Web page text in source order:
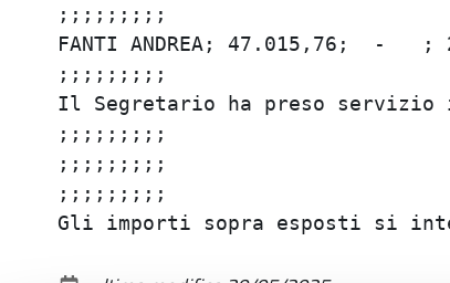
;;;;;;;;;
FANTI ANDREA; 47.015,76;  -
;;;;;;;;;
Il Segretario ha preso
;;;;;;;;;
;;;;;;;;;
;;;;;;;;;